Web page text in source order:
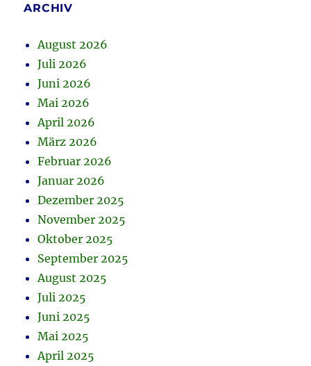
ARCHIV
August 2026
Juli 2026
Juni 2026
Mai 2026
April 2026
März 2026
Februar 2026
Januar 2026
Dezember 2025
November 2025
Oktober 2025
September 2025
August 2025
Juli 2025
Juni 2025
Mai 2025
April 2025